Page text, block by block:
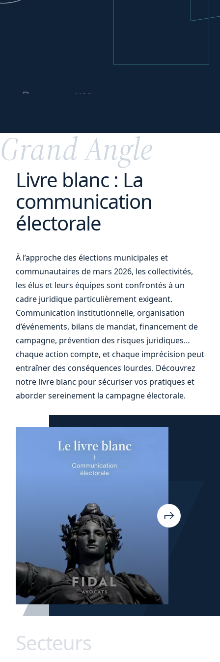
Repenser vos
Grand Angle
Livre blanc : La
communication
électorale
À l’approche des élections municipales et
communautaires de mars 2026, les collectivités,
les élus et leurs équipes sont confrontés à un
cadre juridique particulièrement exigeant.
Communication institutionnelle, organisation
d’événements, bilans de mandat, financement de
campagne, prévention des risques juridiques…
chaque action compte, et chaque imprécision peut
entraîner des conséquences lourdes. Découvrez
notre livre blanc pour sécuriser vos pratiques et
aborder sereinement la campagne électorale.
Secteurs